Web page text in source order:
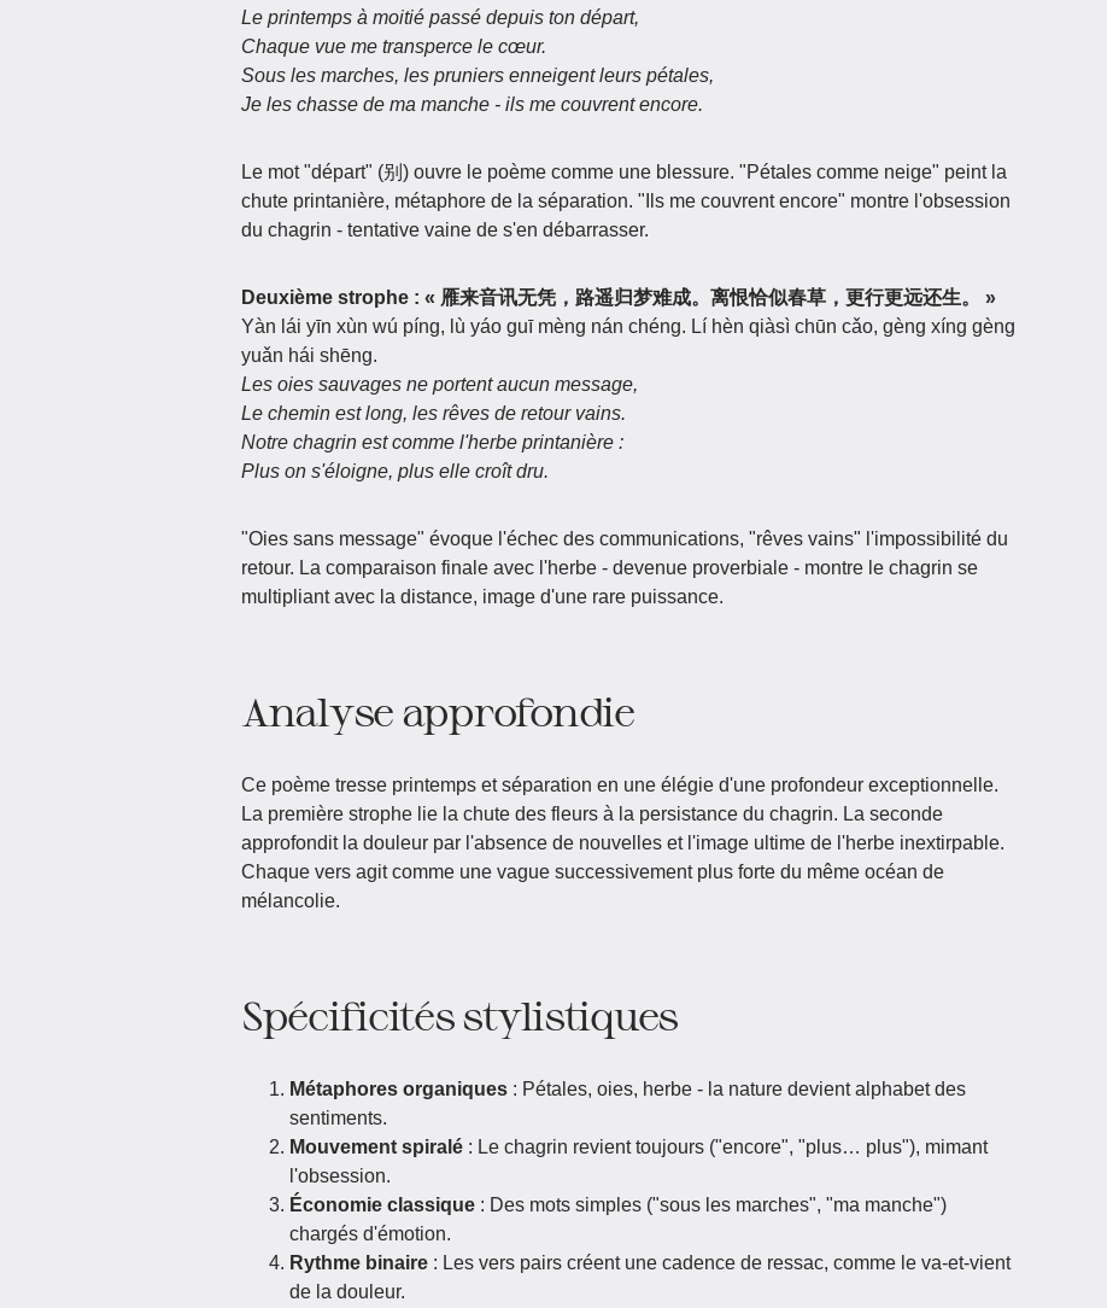
Le printemps à moitié passé depuis ton départ,
Chaque vue me transperce le cœur.
Sous les marches, les pruniers enneigent leurs pétales,
Je les chasse de ma manche - ils me couvrent encore.
Le mot "départ" (别) ouvre le poème comme une blessure. "Pétales comme neige" peint la
chute printanière, métaphore de la séparation. "Ils me couvrent encore" montre l'obsession
du chagrin - tentative vaine de s'en débarrasser.
Deuxième strophe : « 雁来音讯无凭，路遥归梦难成。离恨恰似春草，更行更远还生。 »
Yàn lái yīn xùn wú píng, lù yáo guī mèng nán chéng. Lí hèn qiàsì chūn cǎo, gèng xíng gèng
yuǎn hái shēng.
Les oies sauvages ne portent aucun message,
Le chemin est long, les rêves de retour vains.
Notre chagrin est comme l'herbe printanière :
Plus on s'éloigne, plus elle croît dru.
"Oies sans message" évoque l'échec des communications, "rêves vains" l'impossibilité du
retour. La comparaison finale avec l'herbe - devenue proverbiale - montre le chagrin se
multipliant avec la distance, image d'une rare puissance.
Analyse approfondie
Ce poème tresse printemps et séparation en une élégie d'une profondeur exceptionnelle.
La première strophe lie la chute des fleurs à la persistance du chagrin. La seconde
approfondit la douleur par l'absence de nouvelles et l'image ultime de l'herbe inextirpable.
Chaque vers agit comme une vague successivement plus forte du même océan de
mélancolie.
Spécificités stylistiques
Métaphores organiques : Pétales, oies, herbe - la nature devient alphabet des
sentiments.
Mouvement spiralé : Le chagrin revient toujours ("encore", "plus… plus"), mimant
l'obsession.
Économie classique : Des mots simples ("sous les marches", "ma manche")
chargés d'émotion.
Rythme binaire : Les vers pairs créent une cadence de ressac, comme le va-et-vient
de la douleur.